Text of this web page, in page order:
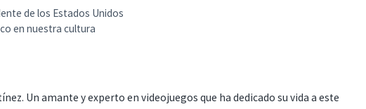
de los Estados Unidos
en nuestra cultura
Un amante y experto en videojuegos que ha dedicado su vida a este